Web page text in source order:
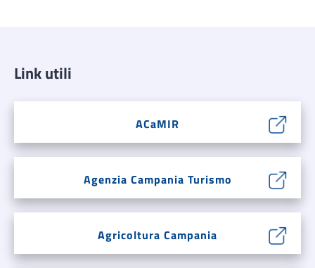
Link utili
ACaMIR
Agenzia Campania Turismo
Agricoltura Campania